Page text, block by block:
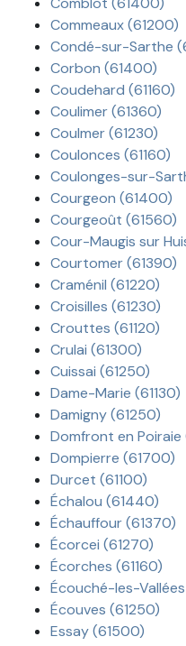
Commeaux (61200)
Condé-sur-Sarthe
Corbon (61400)
Coudehard (61160)
Coulimer (61360)
Coulmer (61230)
Coulonces (61160)
Coulonges-sur-
Courgeon (61400)
Courgeoût (61560)
Cour-Maugis sur
Courtomer (61390)
Craménil (61220)
Croisilles (61230)
Crouttes (61120)
Crulai (61300)
Cuissai (61250)
Dame-Marie (61130)
Damigny (61250)
Domfront en Poiraie
Dompierre (61700)
Durcet (61100)
Échalou (61440)
Échauffour (61370)
Écorcei (61270)
Écorches (61160)
Écouché-les-Vallées
Écouves (61250)
Essay (61500)